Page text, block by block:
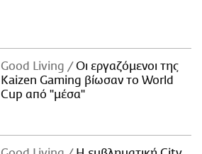
Good Living
Οι εργαζόμενοι της
Kaizen Gaming βίωσαν το World
Cup από "μέσα"